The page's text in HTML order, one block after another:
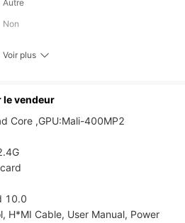
Autre
Non
1X USB 3.0
Oui
Ios
Non
Autre
Voir plus
le vendeur
Core ,GPU:Mali-400MP2
10.0
H*MI Cable, User Manual, Power